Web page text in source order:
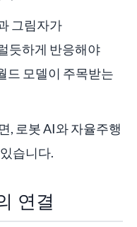
그림자가
듯하게 반응해야
드 모델이 주목받는
, 로봇 AI와 자율주행
습니다.
연결